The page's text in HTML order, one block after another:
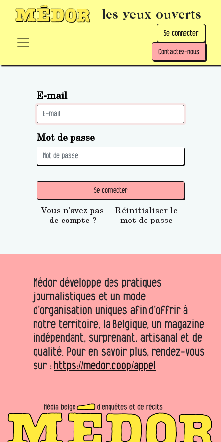
les yeux ouverts
Se connecter
Contactez-nous
E-mail
Mot de passe
Se connecter
Vous n'avez pas
de compte ?
Réinitialiser le
mot de passe
Médor développe des pratiques
journalistiques et un mode
d’organisation uniques afin d’offrir à
notre territoire, la Belgique, un magazine
indépendant, surprenant, artisanal et de
qualité. Pour en savoir plus, rendez-vous
sur : https://medor.coop/appel